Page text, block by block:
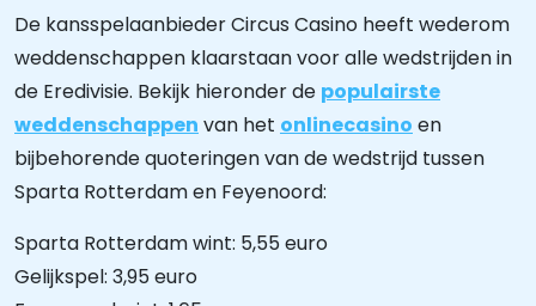
De kansspelaanbieder Circus Casino heeft wederom
weddenschappen klaarstaan voor alle wedstrijden in
de Eredivisie. Bekijk hieronder de populairste
weddenschappen van het onlinecasino en
bijbehorende quoteringen van de wedstrijd tussen
Sparta Rotterdam en Feyenoord:
Sparta Rotterdam wint: 5,55 euro
Gelijkspel: 3,95 euro